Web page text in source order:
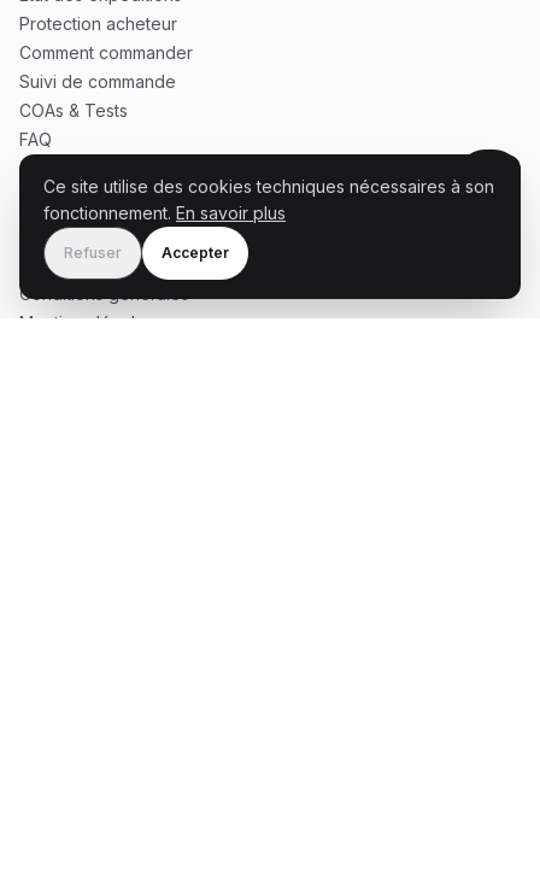
Protection acheteur
Comment commander
Suivi de commande
COAs & Tests
FAQ
SERVICE
Panier
Conditions générales
Mentions légales
Ce site utilise des cookies techniques nécessaires à son
fonctionnement. En savoir plus
Refuser Accepter